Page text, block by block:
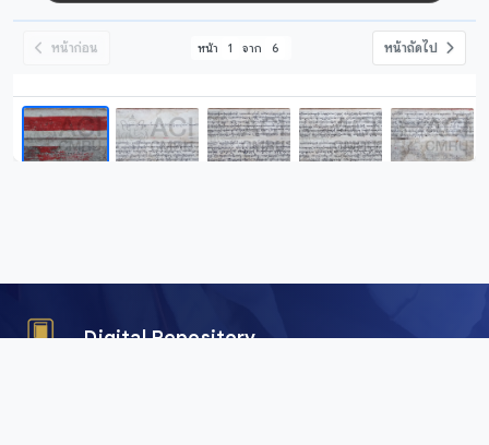
หน้าก่อน หน้า 1 จาก 6 หน้าถัดไป
Digital Repository